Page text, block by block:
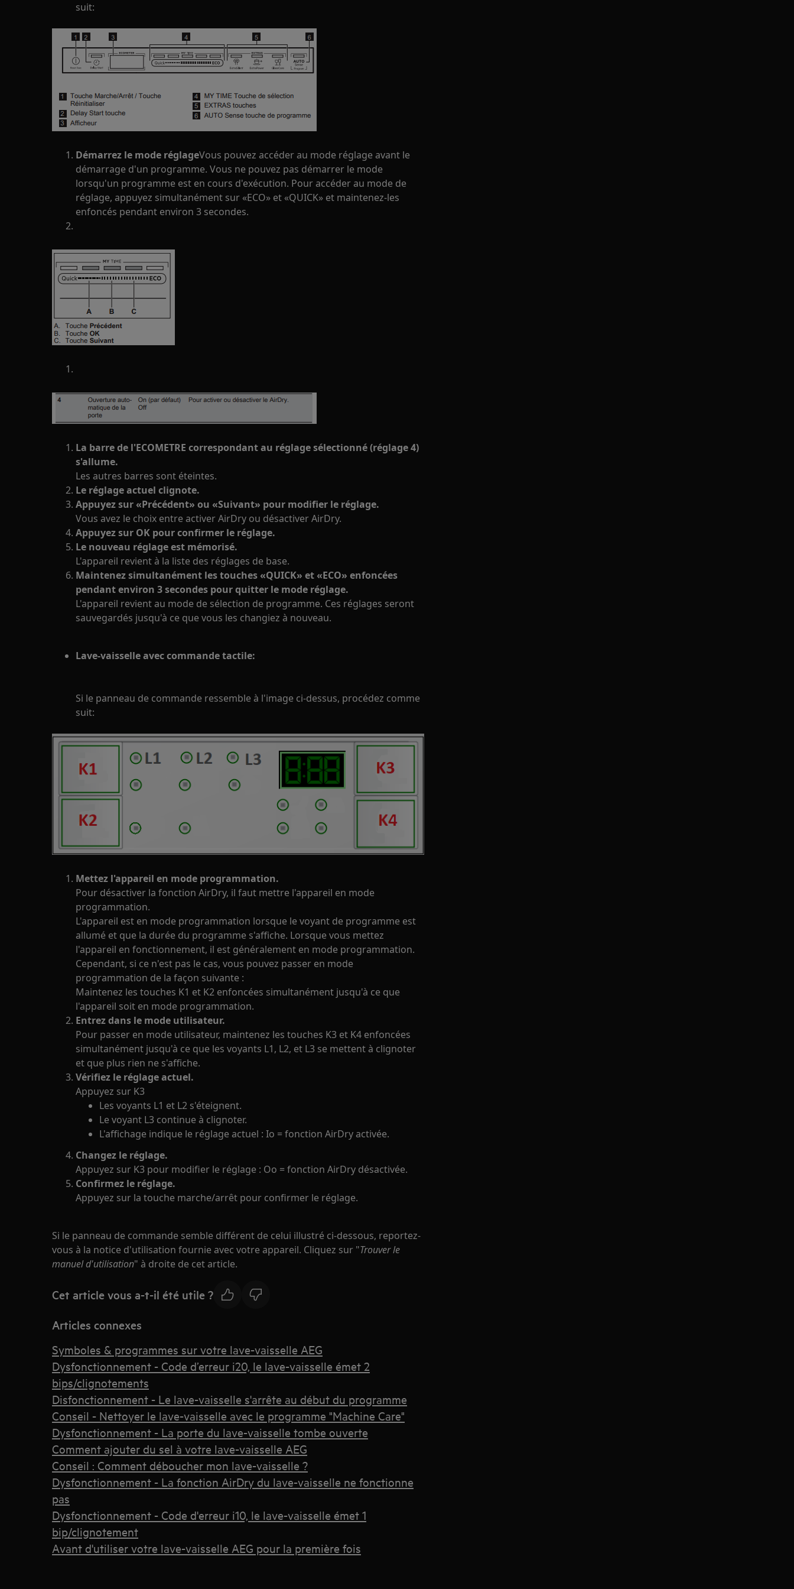
suit:
Démarrez le mode réglageVous pouvez accéder au mode réglage avant le
démarrage d'un programme. Vous ne pouvez pas démarrer le mode
lorsqu'un programme est en cours d'exécution. Pour accéder au mode de
réglage, appuyez simultanément sur «ECO» et «QUICK» et maintenez-les
enfoncés pendant environ 3 secondes.
La barre de l'ECOMETRE correspondant au réglage sélectionné (réglage 4)
s'allume.
Les autres barres sont éteintes.
Le réglage actuel clignote.
Appuyez sur «Précédent» ou «Suivant» pour modifier le réglage.
Vous avez le choix entre activer AirDry ou désactiver AirDry.
Appuyez sur OK pour confirmer le réglage.
Le nouveau réglage est mémorisé.
L'appareil revient à la liste des réglages de base.
Maintenez simultanément les touches «QUICK» et «ECO» enfoncées
pendant environ 3 secondes pour quitter le mode réglage.
L'appareil revient au mode de sélection de programme. Ces réglages seront
sauvegardés jusqu'à ce que vous les changiez à nouveau.
Lave-vaisselle avec commande tactile:
Si le panneau de commande ressemble à l'image ci-dessus, procédez comme
suit:
Mettez l'appareil en mode programmation.
Pour désactiver la fonction AirDry, il faut mettre l'appareil en mode
programmation.
L'appareil est en mode programmation lorsque le voyant de programme est
allumé et que la durée du programme s'affiche. Lorsque vous mettez
l'appareil en fonctionnement, il est généralement en mode programmation.
Cependant, si ce n'est pas le cas, vous pouvez passer en mode
programmation de la façon suivante :
Maintenez les touches K1 et K2 enfoncées simultanément jusqu'à ce que
l'appareil soit en mode programmation.
Entrez dans le mode utilisateur.
Pour passer en mode utilisateur, maintenez les touches K3 et K4 enfoncées
simultanément jusqu'à ce que les voyants L1, L2, et L3 se mettent à clignoter
et que plus rien ne s'affiche.
Vérifiez le réglage actuel.
Appuyez sur K3
Les voyants L1 et L2 s'éteignent.
Le voyant L3 continue à clignoter.
L'affichage indique le réglage actuel : Io = fonction AirDry activée.
Changez le réglage.
Appuyez sur K3 pour modifier le réglage : Oo = fonction AirDry désactivée.
Confirmez le réglage.
Appuyez sur la touche marche/arrêt pour confirmer le réglage.
Si le panneau de commande semble différent de celui illustré ci-dessous, reportez-
vous à la notice d'utilisation fournie avec votre appareil. Cliquez sur "Trouver le
manuel d'utilisation" à droite de cet article.
Cet article vous a-t-il été utile ?
Articles connexes
Symboles & programmes sur votre lave-vaisselle AEG
Dysfonctionnement - Code d’erreur i20, le lave-vaisselle émet 2
bips/clignotements
Disfonctionnement - Le lave-vaisselle s'arrête au début du programme
Conseil - Nettoyer le lave-vaisselle avec le programme "Machine Care"
Dysfonctionnement - La porte du lave-vaisselle tombe ouverte
Comment ajouter du sel à votre lave-vaisselle AEG
Conseil : Comment déboucher mon lave-vaisselle ?
Dysfonctionnement - La fonction AirDry du lave-vaisselle ne fonctionne
pas
Dysfonctionnement - Code d'erreur i10, le lave-vaisselle émet 1
bip/clignotement
Avant d'utiliser votre lave-vaisselle AEG pour la première fois